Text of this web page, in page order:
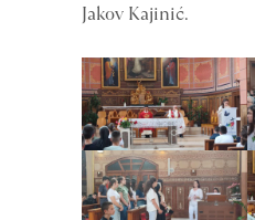
Jakov Kajinić.